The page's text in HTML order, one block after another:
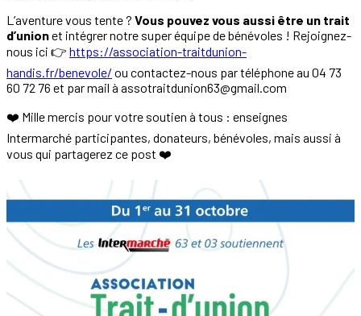
L’aventure vous tente ? Vous pouvez vous aussi être un trait
d’unionet intégrer notre super équipe de bénévoles ! Rejoignez-
nous ici 👉 https://association-traitdunion-
handis.fr/benevole/ ou contactez-nous par téléphone au 04 73
60 72 76 et par mail à assotraitdunion63@gmail.com
❤️ Mille mercis pour votre soutien à tous : enseignes
Intermarché participantes, donateurs, bénévoles, mais aussi à
vous qui partagerez ce post ❤️